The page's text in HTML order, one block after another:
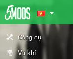
Công cụ
Vũ khí